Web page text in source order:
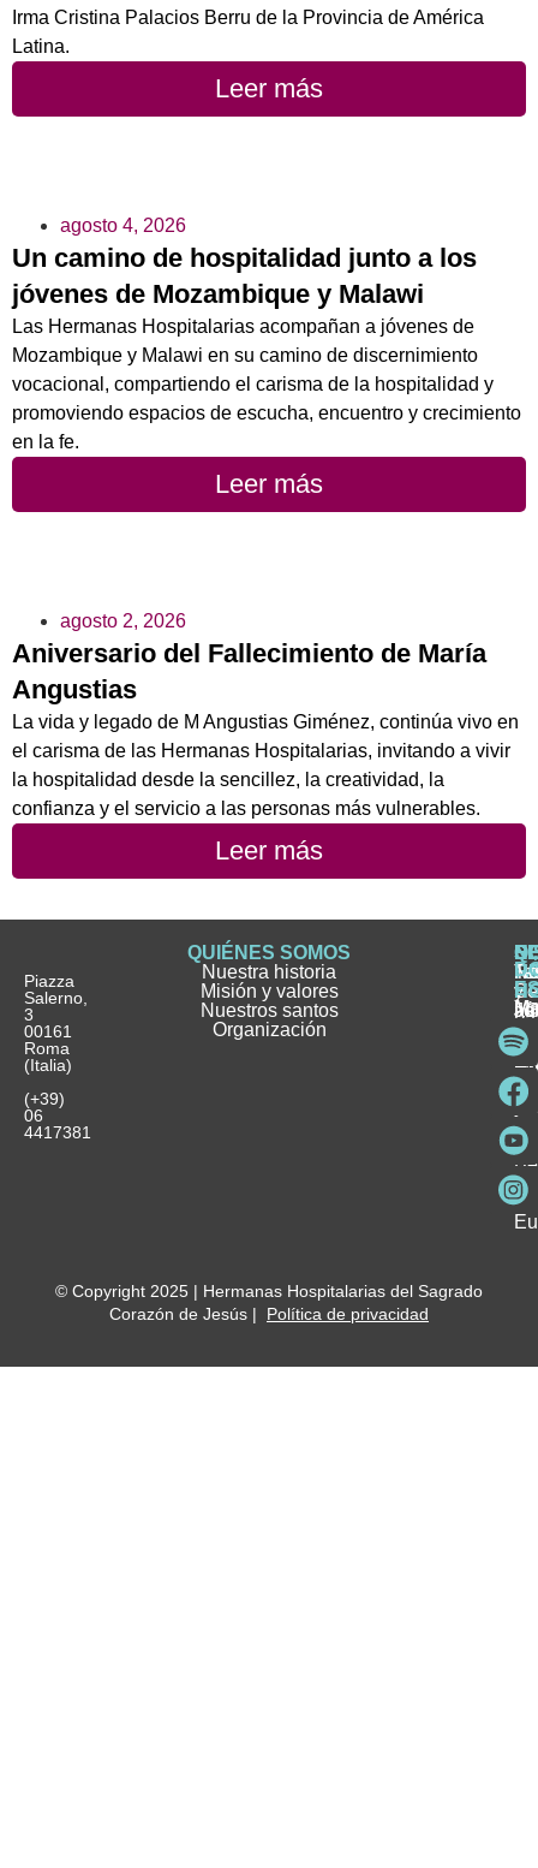
Irma Cristina Palacios Berru de la Provincia de América
Latina.
Leer más
agosto 4, 2026
Un camino de hospitalidad junto a los
jóvenes de Mozambique y Malawi
Las Hermanas Hospitalarias acompañan a jóvenes de
Mozambique y Malawi en su camino de discernimiento
vocacional, compartiendo el carisma de la hospitalidad y
promoviendo espacios de escucha, encuentro y crecimiento
en la fe.
Leer más
agosto 2, 2026
Aniversario del Fallecimiento de María
Angustias
La vida y legado de M Angustias Giménez, continúa vivo en
el carisma de las Hermanas Hospitalarias, invitando a vivir
la hospitalidad desde la sencillez, la creatividad, la
confianza y el servicio a las personas más vulnerables.
Leer más
Piazza
Salerno,
3
00161
Roma
(Italia)
(+39)
06
4417381
QUIÉNES SOMOS
Nuestra historia
Misión y valores
Nuestros santos
Organización
e
y
y
© Copyright 2025 | Hermanas Hospitalarias del Sagrado
Corazón de Jesús | Política de privacidad